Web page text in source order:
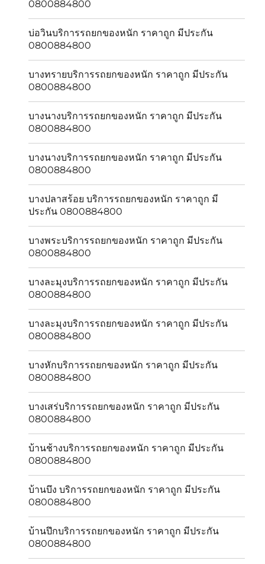
0800884800
บ่อวินบริการรถยกของหนัก ราคาถูก มีประกัน
0800884800
บางทรายบริการรถยกของหนัก ราคาถูก มีประกัน
0800884800
บางนางบริการรถยกของหนัก ราคาถูก มีประกัน
0800884800
บางนางบริการรถยกของหนัก ราคาถูก มีประกัน
0800884800
บางปลาสร้อย บริการรถยกของหนัก ราคาถูก มี
ประกัน 0800884800
บางพระบริการรถยกของหนัก ราคาถูก มีประกัน
0800884800
บางละมุงบริการรถยกของหนัก ราคาถูก มีประกัน
0800884800
บางละมุงบริการรถยกของหนัก ราคาถูก มีประกัน
0800884800
บางหักบริการรถยกของหนัก ราคาถูก มีประกัน
0800884800
บางเสร่บริการรถยกของหนัก ราคาถูก มีประกัน
0800884800
บ้านช้างบริการรถยกของหนัก ราคาถูก มีประกัน
0800884800
บ้านบึง บริการรถยกของหนัก ราคาถูก มีประกัน
0800884800
บ้านปึกบริการรถยกของหนัก ราคาถูก มีประกัน
0800884800